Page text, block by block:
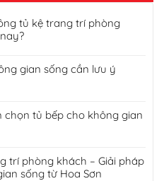
tủ kệ trang trí phòng
gian sống cần lưu ý
chọn tủ bếp cho không gian
trí phòng khách – Giải pháp
sống từ Hoa Sơn